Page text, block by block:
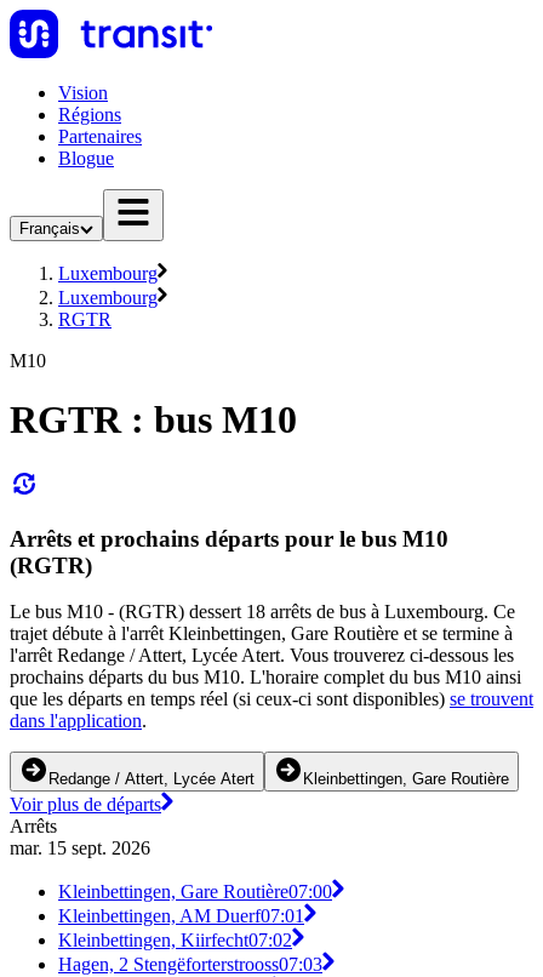
Vision
Régions
Partenaires
Blogue
Français
Luxembourg
Luxembourg
RGTR
M10
RGTR : bus M10
Arrêts et prochains départs pour le bus M10
(RGTR)
Le bus M10 - (RGTR) dessert 18 arrêts de bus à Luxembourg. Ce
trajet débute à l'arrêt Kleinbettingen, Gare Routière et se termine à
l'arrêt Redange / Attert, Lycée Atert. Vous trouverez ci-dessous les
prochains départs du bus M10. L'horaire complet du bus M10 ainsi
que les départs en temps réel (si ceux-ci sont disponibles) se trouvent
dans l'application.
Redange / Attert, Lycée Atert Kleinbettingen, Gare Routière
Voir plus de départs
Arrêts
mar. 15 sept. 2026
Kleinbettingen, Gare Routière07:00
Kleinbettingen, AM Duerf07:01
Kleinbettingen, Kiirfecht07:02
Hagen, 2 Stengëforterstrooss07:03